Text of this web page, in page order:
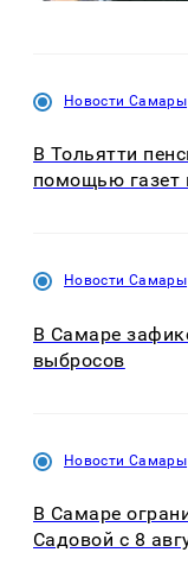
Новости Самары
В Тольятти
помощью газет
Новости Самары
В Самаре
выбросов
Новости Самары
В Самаре
Садовой с 8